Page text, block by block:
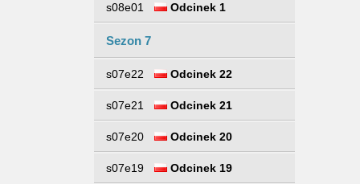
s08e01 Odcinek 1
Sezon 7
s07e22 Odcinek 22
s07e21 Odcinek 21
s07e20 Odcinek 20
s07e19 Odcinek 19